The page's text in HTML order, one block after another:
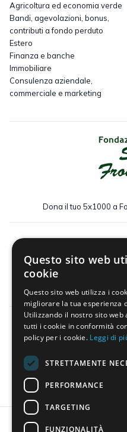
Agricoltura ed economia verde
Bandi, agevolazioni, bonus,
contributi a fondo perduto
Estero
Finanza e banche
Immobiliare
Consulenza aziendale,
commerciale e marketing
Dona il tuo 5x1000 a
Scarica
Questo sito web
cookie
Questo sito web utilizza i
migliorare la tua esperienza
Utilizzando il nostro sito web
tutti i cookie in conformità
policy per i cookie. Leggi di
STRETTAMENTE
PERFORMANCE
TARGETING
FUNZIONALITÀ